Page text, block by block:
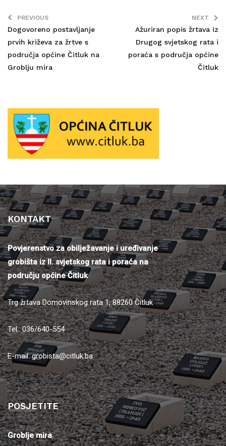
PREVIOUS
Dogovoreno postavljanje
prvih križeva za žrtve s
područja općine Čitluk na
Groblju mira
NEXT
Ažuriran popis žrtava iz
Drugog svjetskog rata i
poraća s područja općine
Čitluk
KONTAKT
Povjerenstvo za obilježavanje i uređivanje
grobišta iz II. svjetskog rata i poraća na
području općine Čitluk
Trg žrtava Domovinskog rata 1, 88260 Čitluk
Tel.: 036/640-554
E-mail:grobista@citluk.ba
POSJETITE
Groblje mira